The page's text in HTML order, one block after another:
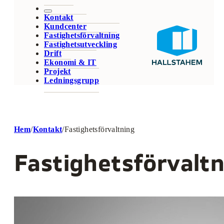
Kontakt
Kundcenter
Fastighetsförvaltning
Fastighetsutveckling
Drift
Ekonomi & IT
Projekt
Ledningsgrupp
Hem/Kontakt/Fastighetsförvaltning